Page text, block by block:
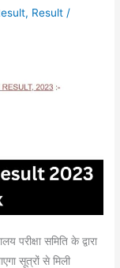
, Result /
समिति के द्वारा
सूत्रों से मिली